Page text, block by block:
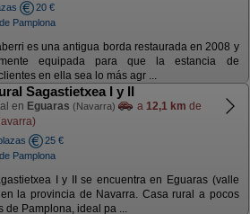
20 €
Pamplona
es una antigua borda restaurada en 2008 y
equipada para que la estancia de
en ella sea lo más agr ...
Sagastietxea I y II
en Eguaras (Navarra) a 12,1 km de
25 €
Pamplona
I y II se encuentra en Eguaras (valle
la provincia de Navarra. Casa rural a pocos
de Pamplona, ideal pa ...